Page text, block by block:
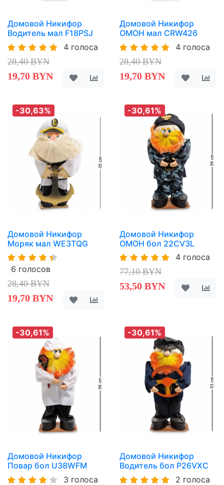
Домовой Никифор
Водитель мал F18PSJ
4 голоса
28,40 BYN
19,70 BYN
Домовой Никифор
ОМОН мал CRW426
4 голоса
28,40 BYN
19,70 BYN
-30,63%
Домовой Никифор
Моряк мал WE3TQG
6 голосов
28,40 BYN
19,70 BYN
-30,61%
Домовой Никифор
ОМОН бол 22CV3L
4 голоса
77,10 BYN
53,50 BYN
-30,61%
Домовой Никифор
Повар бол U38WFM
3 голоса
-30,61%
Домовой Никифор
Водитель бол P26VXC
2 голоса